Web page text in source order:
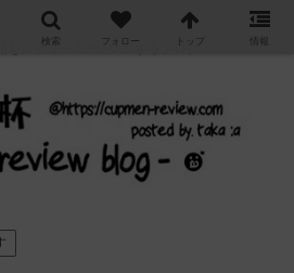
レビュー / アレンジするブログ
検索 フォロー トップ 情報